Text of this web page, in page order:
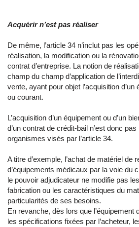
Acquérir n’est pas réaliser
De même, l’article 34 n’inclut pas les
réalisation, la modification ou la
contrat d’entreprise. La notion de
champ du champ d’application de
vente, ayant pour objet l’acquisition
ou courant.
L’acquisition d’un équipement ou d’un
d’un contrat de crédit-bail n’est donc
organismes visés par l’article 34.
A titre d’exemple, l’achat de matériel de
d’équipements médicaux par la voie du
le pouvoir adjudicateur ne modifie pas
fabrication ou les caractéristiques du
particularités de ses besoins.
En revanche, dès lors que l’équipement
les spécifications fixées par l’acheteur,